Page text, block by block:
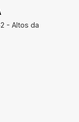
- Altos da